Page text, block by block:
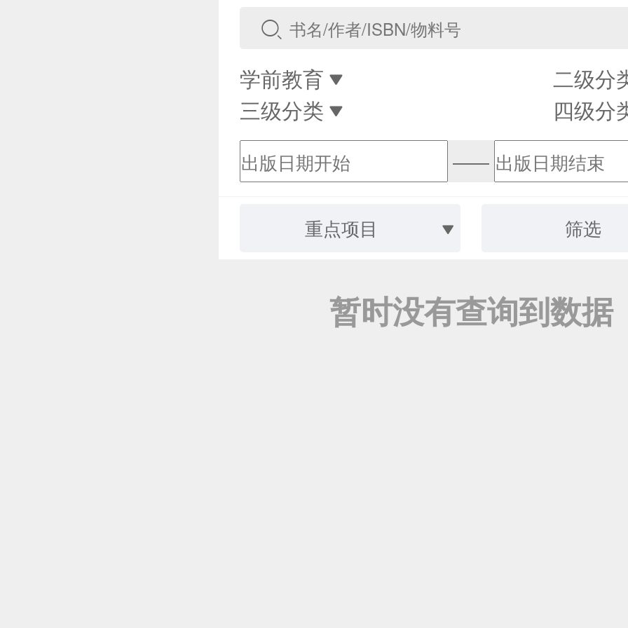
学前教育
二级分
三级分类
四级分
——
重点项目 筛选
暂时没有查询到数据